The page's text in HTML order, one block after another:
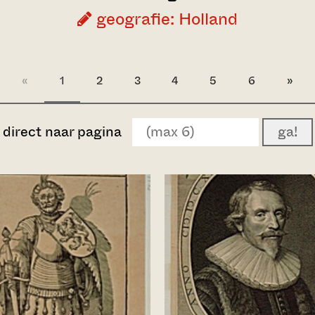
geografie: Holland
« 1 2 3 4 5 6 »
direct naar pagina ga!